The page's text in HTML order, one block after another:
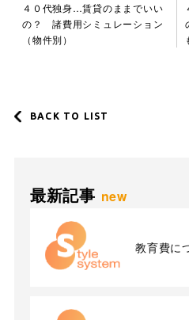
４０代独身…賃貸のままでいい
の？ 諸費用シミュレーション
（物件別）
BACK TO LIST
最新記事 new
教育費に